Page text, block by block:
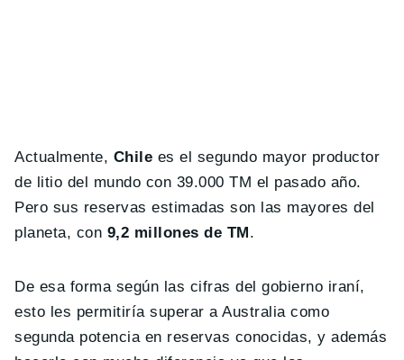
Actualmente, Chile es el segundo mayor productor
de litio del mundo con 39.000 TM el pasado año.
Pero sus reservas estimadas son las mayores del
planeta, con 9,2 millones de TM .
De esa forma según las cifras del gobierno iraní,
esto les permitiría superar a Australia como
segunda potencia en reservas conocidas, y además